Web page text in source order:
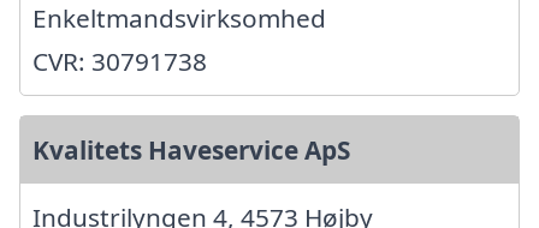
Enkeltmandsvirksomhed
CVR: 30791738
Kvalitets Haveservice ApS
Industrilyngen 4, 4573 Højby